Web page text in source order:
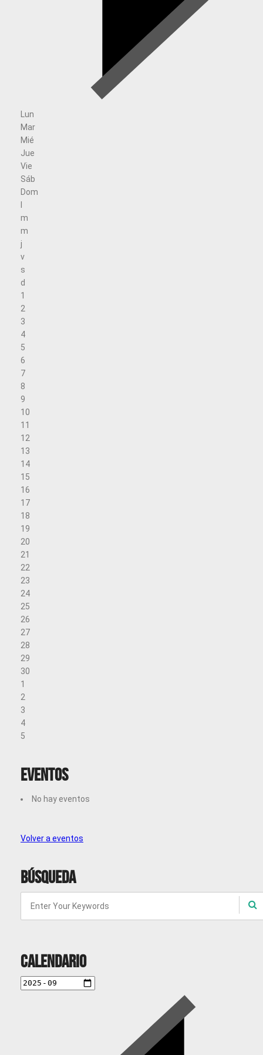
Lun
Mar
Mié
Jue
Vie
Sáb
Dom
m
m
j
v
s
d
1
2
3
4
5
6
7
8
9
10
11
12
13
14
15
16
17
18
19
20
21
22
23
24
25
26
27
28
29
30
1
2
3
4
5
Eventos
No hay eventos
Volver a eventos
Búsqueda
Calendario